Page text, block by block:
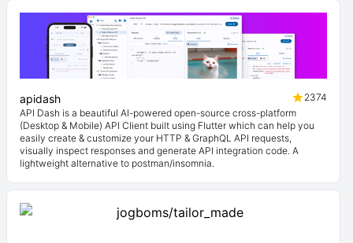
apidash
2374
API Dash is a beautiful AI-powered open-source cross-platform
(Desktop & Mobile) API Client built using Flutter which can help you
easily create & customize your HTTP & GraphQL API requests,
visually inspect responses and generate API integration code. A
lightweight alternative to postman/insomnia.